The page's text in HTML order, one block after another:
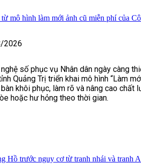
mô hình làm mới ảnh cũ miễn phí của
2026
số phục vụ Nhân dân ngày càng
Quảng Trị triển khai mô hình “Làm
khôi phục, làm rõ và nâng cao chất
hoặc hư hỏng theo thời gian.
Hồ trước nguy cơ từ tranh nhái và tranh